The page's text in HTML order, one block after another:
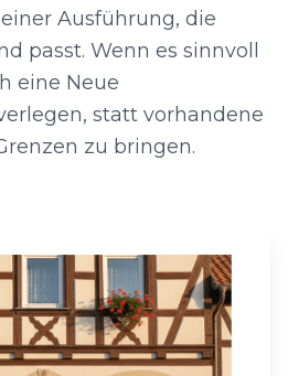
Ausführung, die
passt. Wenn es sinnvoll
eine Neue
statt vorhandene
zu bringen.